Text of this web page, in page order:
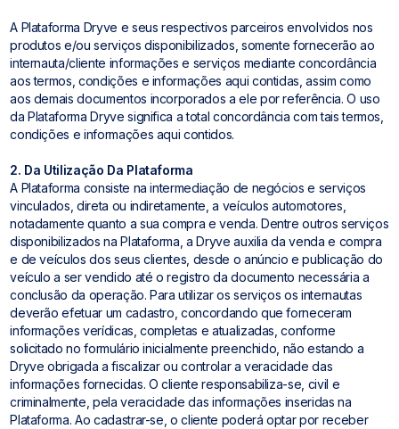
A Plataforma Dryve e seus respectivos parceiros envolvidos nos
produtos e/ou serviços disponibilizados, somente fornecerão ao
internauta/cliente informações e serviços mediante concordância
aos termos, condições e informações aqui contidas, assim como
aos demais documentos incorporados a ele por referência. O uso
da Plataforma Dryve significa a total concordância com tais termos,
condições e informações aqui contidos.
2. Da Utilização Da Plataforma
A Plataforma consiste na intermediação de negócios e serviços
vinculados, direta ou indiretamente, a veículos automotores,
notadamente quanto a sua compra e venda. Dentre outros serviços
disponibilizados na Plataforma, a Dryve auxilia da venda e compra
e de veículos dos seus clientes, desde o anúncio e publicação do
veículo a ser vendido até o registro da documento necessária a
conclusão da operação. Para utilizar os serviços os internautas
deverão efetuar um cadastro, concordando que forneceram
informações verídicas, completas e atualizadas, conforme
solicitado no formulário inicialmente preenchido, não estando a
Dryve obrigada a fiscalizar ou controlar a veracidade das
informações fornecidas. O cliente responsabiliza-se, civil e
criminalmente, pela veracidade das informações inseridas na
Plataforma. Ao cadastrar-se, o cliente poderá optar por receber